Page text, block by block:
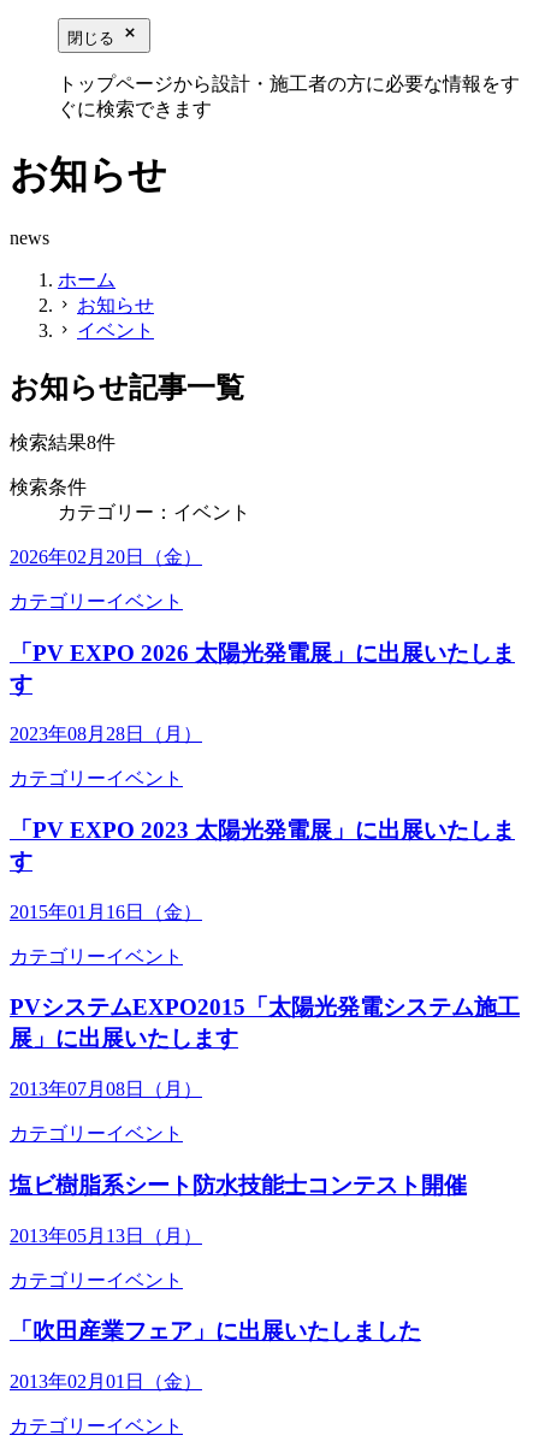
閉じる close_small
トップページから設計・施工者の方に必要な情報をす
ぐに検索できます
お知らせ
news
ホーム
chevron_right お知らせ
chevron_right イベント
お知らせ記事一覧
検索結果8件
検索条件
カテゴリー：イベント
2026年02月20日（金）
カテゴリーイベント
「PV EXPO 2026 太陽光発電展」に出展いたしま
す
2023年08月28日（月）
カテゴリーイベント
「PV EXPO 2023 太陽光発電展」に出展いたしま
す
2015年01月16日（金）
カテゴリーイベント
PVシステムEXPO2015「太陽光発電システム施工
展」に出展いたします
2013年07月08日（月）
カテゴリーイベント
塩ビ樹脂系シート防水技能士コンテスト開催
2013年05月13日（月）
カテゴリーイベント
「吹田産業フェア」に出展いたしました
2013年02月01日（金）
カテゴリーイベント